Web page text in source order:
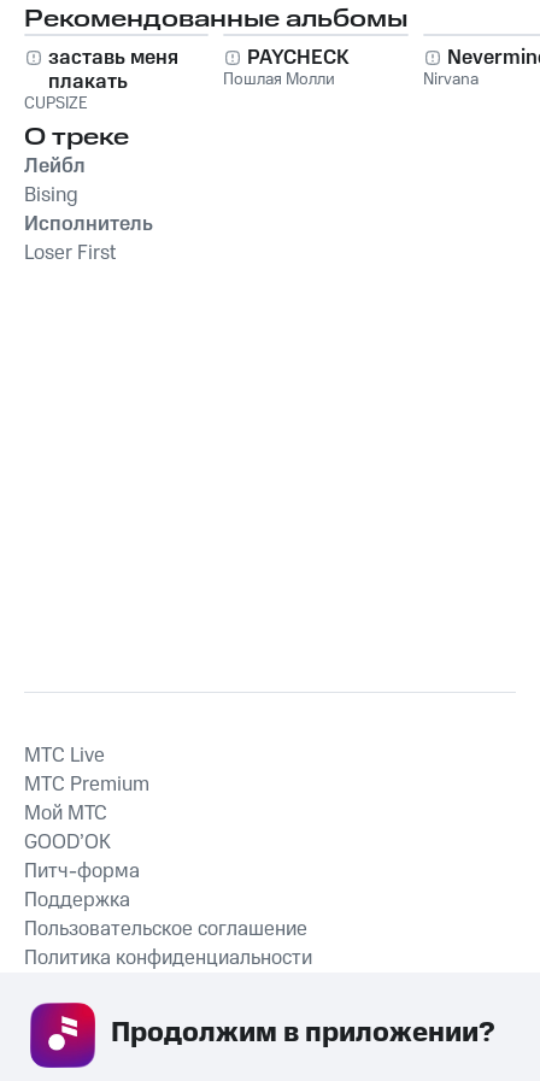
Рекомендованные альбомы
заставь меня
плакать
CUPSIZE
PAYCHECK
Пошлая Молли Nirvana
О треке
Лейбл
Bising
Исполнитель
Loser First
СКАЧАТЬ ПРИЛОЖЕНИЕ
MTС Live
MTС Premium
Мой МТС
GOOD’OK
Питч-форма
Поддержка
Пользовательское соглашение
Политика конфиденциальности